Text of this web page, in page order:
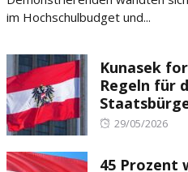
im Hochschulbudget und...
Kunasek
Regeln für
Posted
29/05/2026
45 Prozent